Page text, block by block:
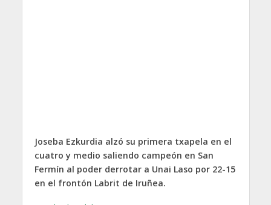
Joseba Ezkurdia alzó su primera txapela en el
cuatro y medio saliendo campeón en San
Fermín al poder derrotar a Unai Laso por 22-15
en el frontón Labrit de Iruñea.